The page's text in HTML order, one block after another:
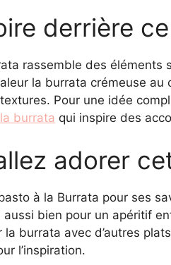
derrière
rassemble des
la burrata crémeuse
Pour une idée
burrata qui inspire des
adorer
à la Burrata pour ses
bien pour un apéritif
la burrata avec d’autres
l’inspiration.